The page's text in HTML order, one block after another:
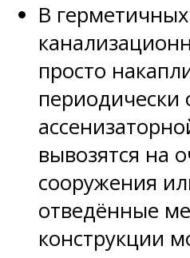
В
просто
периодически
вывозятся на
сооружения
отведённые
конструкции